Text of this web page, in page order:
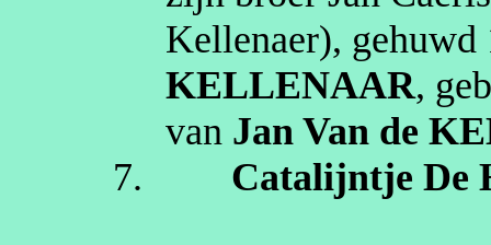
Kellenaer), gehuwd
KELLENAAR,
van Jan Van de
7.
Catalijntje De